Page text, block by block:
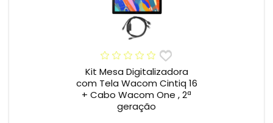
Kit Mesa Digitalizadora
com Tela Wacom Cintiq 16
+ Cabo Wacom One , 2ª
geração